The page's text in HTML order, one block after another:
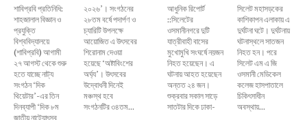
শাবিপ্রবি প্রতিনিধি:
শাহজালাল বিজ্ঞান ও
প্রযুক্তি
বিশ্ববিদ্যালয়ে
(শাবিপ্রবি) আগামী
২৭ আগস্ট থেকে শুরু
হতে যাচ্ছে নাট্য
সংগঠন ‘দিক
থিয়েটার’-এর তিন
দিনব্যাপী ‘দিক ৮ম
জাতীয় নাট্যোৎসব
২০২৬’। সংগঠনের
২৮তম বর্ষে পদার্পণ ও
চ্যারিটি উপলক্ষে
আয়োজিত এ উৎসবের
শিরোনাম দেওয়া
হয়েছে ‘অষ্টাবিংশের
অর্ঘ্য’। উৎসবের
উদ্বোধনী দিনেই
মঞ্চস্থ হবে
সংগঠনটির ৩৪তম...
আধুনিক রিপোর্ট
::সিলেটের
ওসমানীনগরে দুটি
যাত্রীবাহী বাসের
মুখোমুখি সংঘর্ষে নয়জন
নিহত হয়েছেন। এ
ঘটনায় আহত হয়েছেন
অন্তত ২৪ জন।
শুক্রবার সকাল সাড়ে
সাতটার দিকে ঢাকা-
সিলেট মহাসড়কের
কাশিকাপন এলাকায় এ
দুর্ঘটনা ঘটে। দুর্ঘটনায়
ঘটনাস্থলে সাতজন
নিহত হন। পরে
সিলেট এম এ জি
ওসমানী মেডিকেল
কলেজ হাসপাতালে
চিকিৎসাধীন
অবস্থায়...